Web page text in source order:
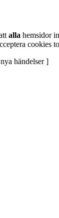
alla hemsidor
cookies
händelser ]